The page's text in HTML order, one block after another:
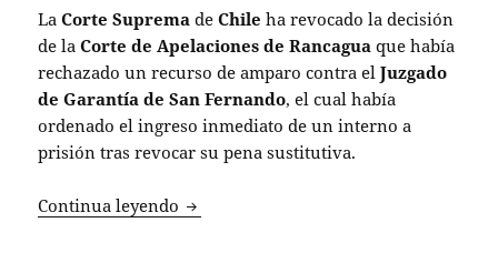
LaCorte Suprema deChile ha revocado la decisión
de laCorte de Apelaciones de Rancagua que había
rechazado un recurso de amparo contra elJuzgado
de Garantía de San Fernando, el cual había
ordenado el ingreso inmediato de un interno a
prisión tras revocar su pena sustitutiva.
Continua leyendo Corte Suprema anula orden de